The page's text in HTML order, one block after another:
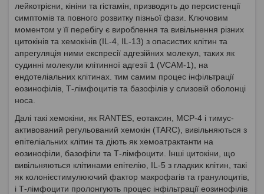
лейкотрієни, кініни та гістамін, призводять до персистенції
симптомів та повного розвитку пізньої фази. Ключовим
моментом у її перебігу є вироблення та вивільнення різних
цитокінів та хемокінів (IL-4, IL-13) з опасистих клітин та
апрегуляція ними експресії адгезійних молекул, таких як
судинні молекули клітинної адгезії 1 (VCAM-1), на
ендотеліальних клітинах. тим самим процес інфільтрації
еозинофілів, Т-лімфоцитів та базофілів у слизовій оболонці
носа.
Далі такі хемокіни, як RANTES, еотаксин, MCP-4 і тимус-
активований регульований хемокін (TARC), вивільняються з
епітеліальних клітин та діють як хемоатрактанти на
еозинофіли, базофіли та Т-лімфоцити. Інші цитокіни, що
вивільняються клітинами епітелію, IL-5 з гладких клітин, такі
як колонієстимулюючий фактор макрофагів та гранулоцитів,
і Т-лімфоцити пролонгують процес інфільтрації еозинофілів